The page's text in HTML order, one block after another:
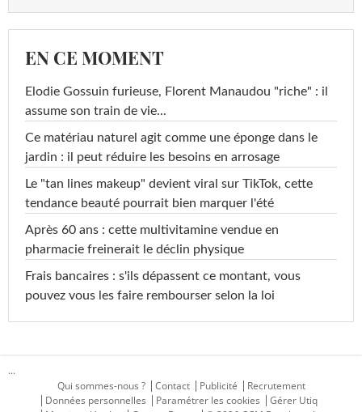
EN CE MOMENT
Elodie Gossuin furieuse, Florent Manaudou "riche" : il
assume son train de vie...
Ce matériau naturel agit comme une éponge dans le
jardin : il peut réduire les besoins en arrosage
Le "tan lines makeup" devient viral sur TikTok, cette
tendance beauté pourrait bien marquer l'été
Après 60 ans : cette multivitamine vendue en
pharmacie freinerait le déclin physique
Frais bancaires : s'ils dépassent ce montant, vous
pouvez vous les faire rembourser selon la loi
...
Qui sommes-nous ?
Contact Publicité
Recrutement
Données personnelles
Paramétrer les cookies
Gérer Utiq